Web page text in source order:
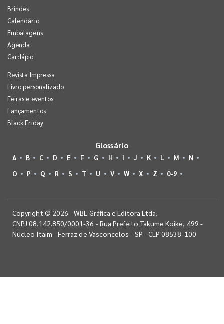
Brindes
Calendário
Embalagens
Agenda
Cardápio
Revista Impressa
Livro personalizado
Feiras e eventos
Lançamentos
Black Friday
Glossário
A B C D E F G H I J K L M
N
O
P Q R S T U V W X Z 0-9
Copyright © 2026 - WBL Gráfica e Editora Ltda.
CNPJ 08.142.850/0001-36 - Rua Prefeito Takume Koike, 499 -
Núcleo Itaim - Ferraz de Vasconcelos - SP - CEP 08538-100